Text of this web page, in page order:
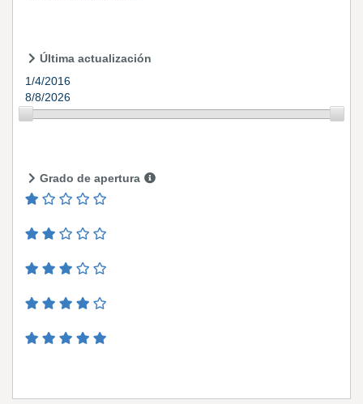
Última actualización
1/4/2016
8/8/2026
Grado de apertura